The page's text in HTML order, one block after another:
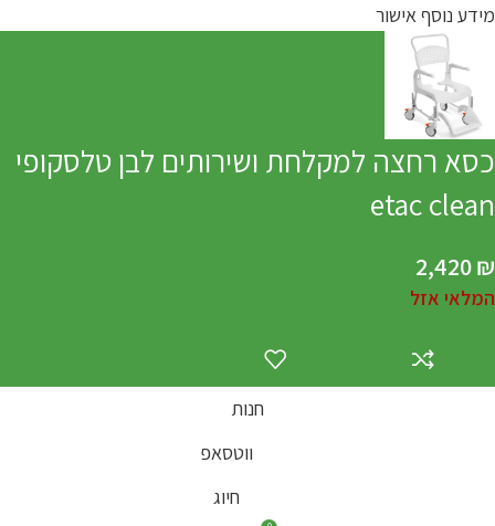
מידע נוסףאישור
כסא רחצה למקלחת ושירותים לבן טלסקופי
etac clean
2,420₪
המלאי אזל
חנות
ווטסאפ
חיוג